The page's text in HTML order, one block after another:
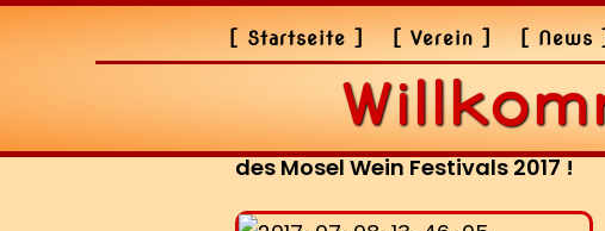
[ Startseite ] [ Verein ] [ News ]
Umzug zur Eröffnung
des Mosel Wein Festivals 2017 !